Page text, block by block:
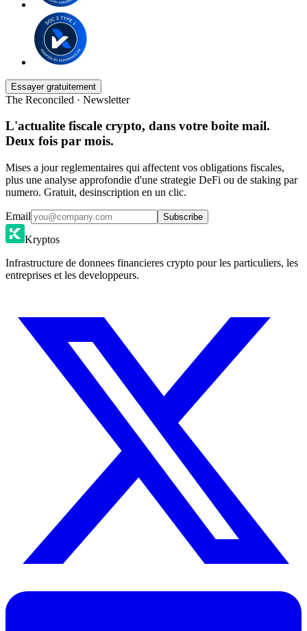
Essayer gratuitement
The Reconciled · Newsletter
L'actualite fiscale crypto, dans votre boite mail.
Deux fois par mois.
Mises a jour reglementaires qui affectent vos obligations fiscales,
plus une analyse approfondie d'une strategie DeFi ou de staking par
numero. Gratuit, desinscription en un clic.
Email Subscribe
Kryptos
Infrastructure de donnees financieres crypto pour les particuliers, les
entreprises et les developpeurs.